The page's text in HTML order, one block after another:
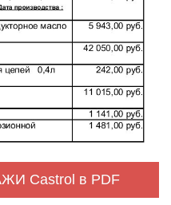
Castrol в PDF